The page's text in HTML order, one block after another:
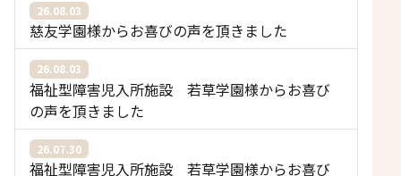
26.08.03
慈友学園様からお喜びの声を頂きました
26.08.03
福祉型障害児入所施設 若草学園様からお喜び
の声を頂きました
26.07.30
福祉型障害児入所施設 若草学園様からお喜び